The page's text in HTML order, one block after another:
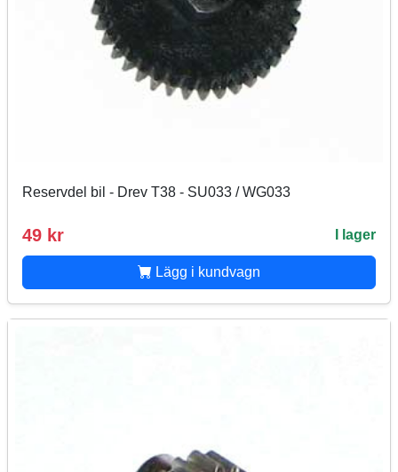
Reservdel bil - Drev T38 - SU033 / WG033
49 kr I lager
Lägg i kundvagn